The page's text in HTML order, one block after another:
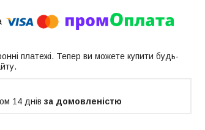
платежі. Тепер ви можете купити будь-
14 днів за домовленістю